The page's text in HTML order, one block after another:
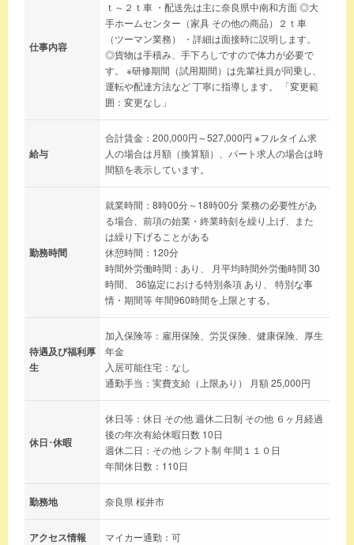
仕事内容
ｔ～２ｔ車 ・配送先は主に奈良県中南和方面 ◎大
手ホームセンター（家具 その他の商品）２ｔ車
（ツーマン業務） ・詳細は面接時に説明します。
◎貨物は手積み、手下ろしですので体力が必要で
す。 ※研修期間（試用期間）は先輩社員が同乗し、
運転や配達方法など 丁寧に指導します。 「変更範
囲：変更なし」
給与
合計賃金：200,000円～527,000円 ※フルタイム求
人の場合は月額（換算額）、パート求人の場合は時
間額を表示しています。
勤務時間
就業時間：8時00分～18時00分 業務の必要性があ
る場合、前項の始業・終業時刻を繰り上げ、また
は繰り下げることがある
休憩時間：120分
時間外労働時間：あり、 月平均時間外労働時間 30
時間、 36協定における特別条項 あり、 特別な事
情・期間等 年間960時間を上限とする。
待遇及び福利厚
生
加入保険等：雇用保険、労災保険、健康保険、厚生
年金
入居可能住宅：なし
通勤手当：実費支給（上限あり） 月額 25,000円
休日･休暇
休日等：休日 その他 週休二日制 その他 ６ヶ月経過
後の年次有給休暇日数 10日
週休二日：その他 シフト制 年間１１０日
年間休日数：110日
勤務地 奈良県 桜井市
アクセス情報 マイカー通勤：可